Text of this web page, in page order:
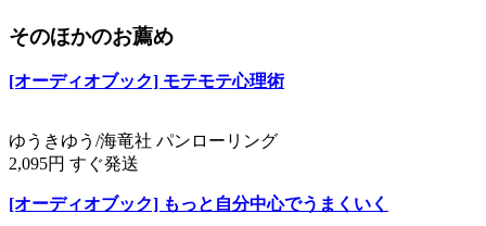
そのほかのお薦め
[オーディオブック] モテモテ心理術
ゆうきゆう/海竜社 パンローリング
2,095円 すぐ発送
[オーディオブック] もっと自分中心でうまくいく